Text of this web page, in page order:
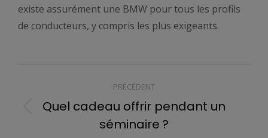
existe assurément une BMW pour tous les profils
de conducteurs, y compris les plus exigeants.
NAVIGATION
ARTICLE
PRÉCÉDENT
Article
précédent
Quel cadeau offrir pendant un
séminaire ?